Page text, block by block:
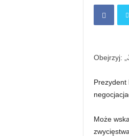
Obejrzyj:
Prezydent
Może